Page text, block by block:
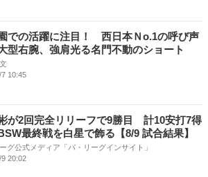
での活躍に注目！ 西日本Ｎo.1の呼び声
型右腕、強肩光る名門不動のショート
10:45
が2回完全リリーフで9勝目 計10安打7得
最終戦を白星で飾る【8/9 試合結果】
グ公式メディア「パ・リーグインサイト」
20:02